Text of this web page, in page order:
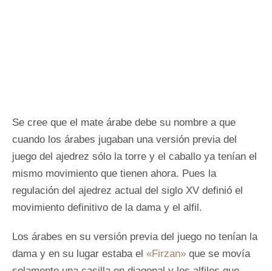
Se cree que el mate árabe debe su nombre a que
cuando los árabes jugaban una versión previa del
juego del ajedrez sólo la torre y el caballo ya tenían el
mismo movimiento que tienen ahora. Pues la
regulación del ajedrez actual del siglo XV definió el
movimiento definitivo de la dama y el alfil.
Los árabes en su versión previa del juego no tenían la
dama y en su lugar estaba el «Firzan» que se movía